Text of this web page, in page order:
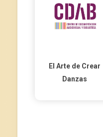
El Arte de Crear
Danzas